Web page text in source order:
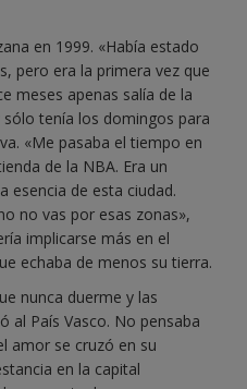
en 1999. «Había estado
pero era la primera vez que
meses apenas salía de la
tenía los domingos para
«Me pasaba el tiempo en
de la NBA. Era un
esencia de esta ciudad.
no vas por esas zonas»,
implicarse más en el
echaba de menos su tierra.
nunca duerme y las
al País Vasco. No pensaba
amor se cruzó en su
en la capital